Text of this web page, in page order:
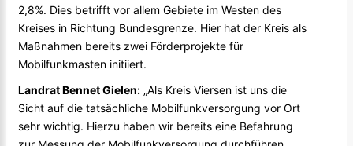
2,8%. Dies betrifft vor allem Gebiete im Westen des
Kreises in Richtung Bundesgrenze. Hier hat der Kreis als
Maßnahmen bereits zwei Förderprojekte für
Mobilfunkmasten initiiert.
Landrat Bennet Gielen: „Als Kreis Viersen ist uns die
Sicht auf die tatsächliche Mobilfunkversorgung vor Ort
sehr wichtig. Hierzu haben wir bereits eine Befahrung